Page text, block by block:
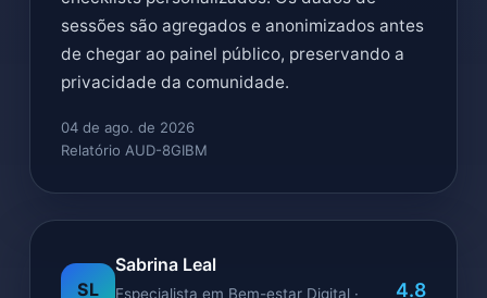
sessões são agregados e anonimizados antes
de chegar ao painel público, preservando a
privacidade da comunidade.
04 de ago. de 2026
Relatório AUD-8GIBM
SL
Sabrina Leal
Especialista em Bem-estar Digital · 4.8